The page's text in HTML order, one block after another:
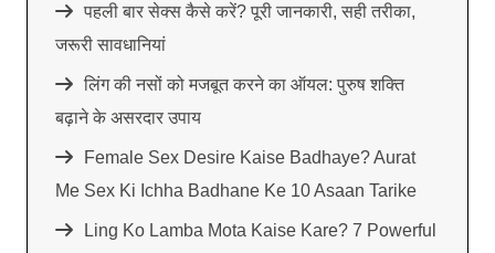
पहली बार सेक्स कैसे करें? पूरी जानकारी, सही तरीका,
जरूरी सावधानियां
लिंग की नसों को मजबूत करने का ऑयल: पुरुष शक्ति
बढ़ाने के असरदार उपाय
Female Sex Desire Kaise Badhaye? Aurat
Me Sex Ki Ichha Badhane Ke 10 Asaan Tarike
Ling Ko Lamba Mota Kaise Kare? 7 Powerful